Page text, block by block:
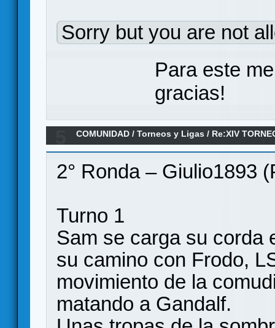
Sorry but you are not
Para este
gracias!
COMUNIDAD /Torneos y Ligas / Re:XIV
2° Ronda – Giulio1893
Turno 1
Sam se carga su corda
su camino con Frodo,
movimiento de la
matando a Gandalf.